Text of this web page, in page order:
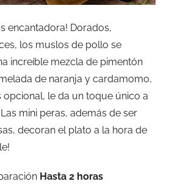
encantadora! Dorados,
los muslos de pollo se
increíble mezcla de pimentón
de naranja y cardamomo,
opcional, le da un toque único a
mini peras, además de ser
decoran el plato a la hora de
Hasta 2 horas